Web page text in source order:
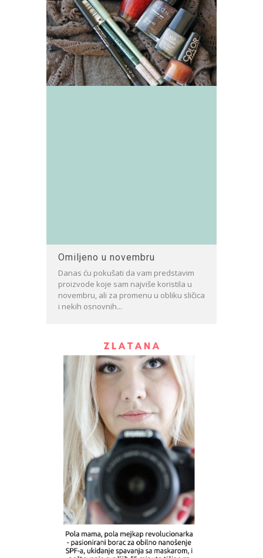
Omiljeno u novembru
Danas ću pokušati da vam predstavim
proizvode koje sam najviše koristila u
novembru, ali za promenu u obliku sličica
i nekih osnovnih...